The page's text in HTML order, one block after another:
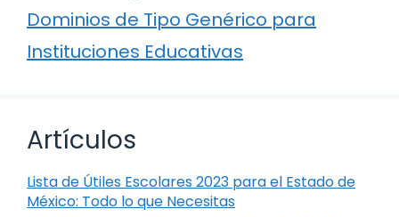
Dominios de Tipo Genérico para
Instituciones Educativas
Artículos
Lista de Útiles Escolares 2023 para el Estado de
México: Todo lo que Necesitas